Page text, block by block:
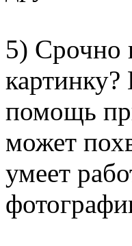
5) Срочно
помощь
может
умеет